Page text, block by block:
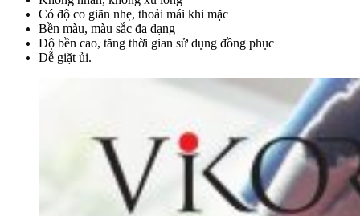
Có độ co giãn nhẹ, thoải mái khi mặc
Bền màu, màu sắc đa dạng
Độ bền cao, tăng thời gian sử dụng đồng phục
Dễ giặt ủi.